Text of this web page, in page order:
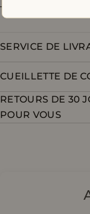
SERVICE DE
CUEILLETTE DE
RETOURS DE 30
POUR VOUS